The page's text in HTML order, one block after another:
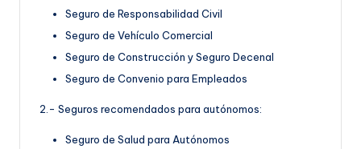
Seguro de Responsabilidad Civil
Seguro de Vehículo Comercial
Seguro de Construcción y Seguro Decenal
Seguro de Convenio para Empleados
2.- Seguros recomendados para autónomos:
Seguro de Salud para Autónomos